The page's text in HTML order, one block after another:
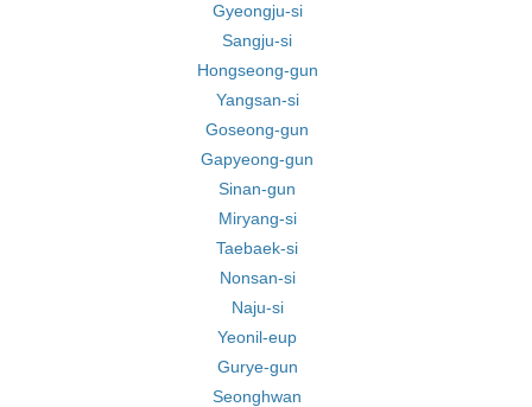
Gyeongju-si
Sangju-si
Hongseong-gun
Yangsan-si
Goseong-gun
Gapyeong-gun
Sinan-gun
Miryang-si
Taebaek-si
Nonsan-si
Naju-si
Yeonil-eup
Gurye-gun
Seonghwan